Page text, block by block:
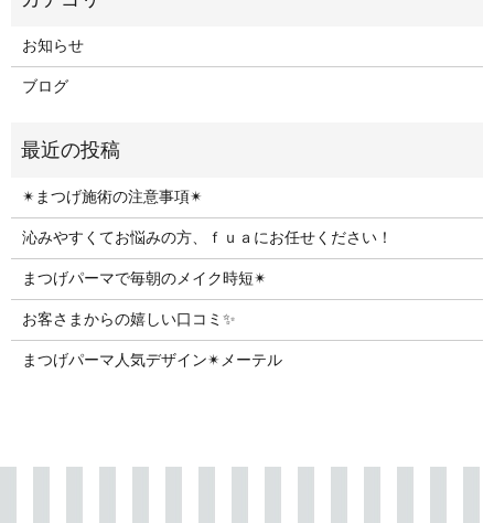
お知らせ
ブログ
✴︎まつげ施術の注意事項✴︎
沁みやすくてお悩みの方、ｆｕａにお任せください！
まつげパーマで毎朝のメイク時短✴︎
お客さまからの嬉しい口コミ✨
まつげパーマ人気デザイン✴︎メーテル